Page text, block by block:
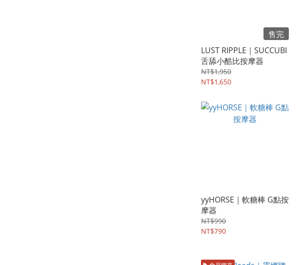
售完
LUST RIPPLE｜SUCCUBI
舌舔小酷比按摩器
NT$1,950
NT$1,650
yyHORSE｜軟糖棒 G點按
摩器
NT$990
NT$790